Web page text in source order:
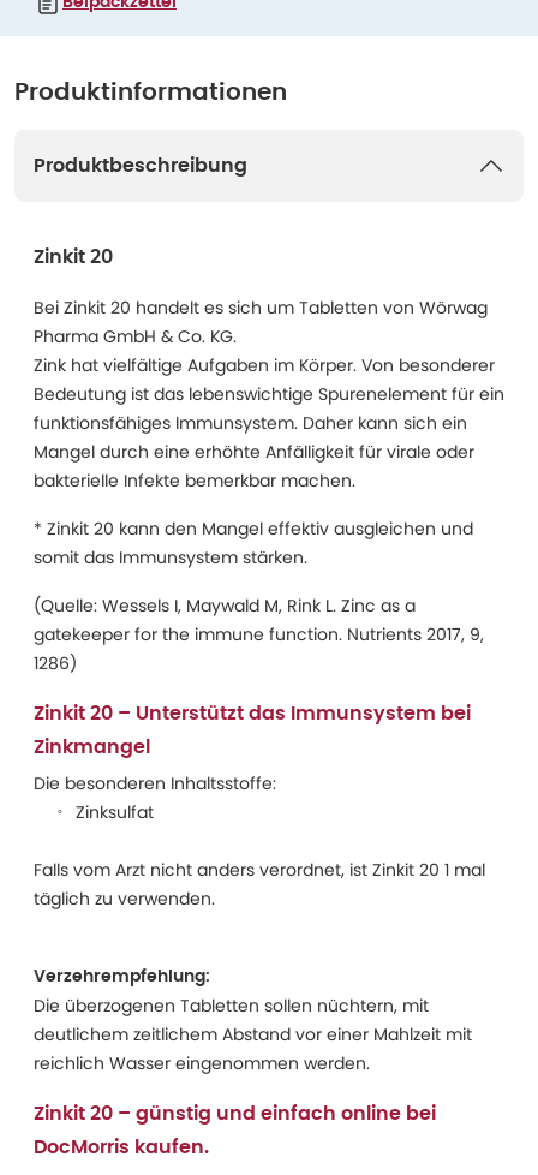
Produktinformationen
Produktbeschreibung
Zinkit 20
Bei Zinkit 20 handelt es sich um Tabletten von Wörwag
Pharma GmbH & Co. KG.
Zink hat vielfältige Aufgaben im Körper. Von besonderer
Bedeutung ist das lebenswichtige Spurenelement für ein
funktionsfähiges Immunsystem. Daher kann sich ein
Mangel durch eine erhöhte Anfälligkeit für virale oder
bakterielle Infekte bemerkbar machen.
* Zinkit 20 kann den Mangel effektiv ausgleichen und
somit das Immunsystem stärken.
(Quelle: Wessels I, Maywald M, Rink L. Zinc as a
gatekeeper for the immune function. Nutrients 2017, 9,
1286)
Zinkit 20 – Unterstützt das Immunsystem bei
Zinkmangel
Die besonderen Inhaltsstoffe:
Zinksulfat
Falls vom Arzt nicht anders verordnet, ist Zinkit 20 1 mal
täglich zu verwenden.
Verzehrempfehlung:
Die überzogenen Tabletten sollen nüchtern, mit
deutlichem zeitlichem Abstand vor einer Mahlzeit mit
reichlich Wasser eingenommen werden.
Zinkit 20 – günstig und einfach online bei
DocMorris kaufen.